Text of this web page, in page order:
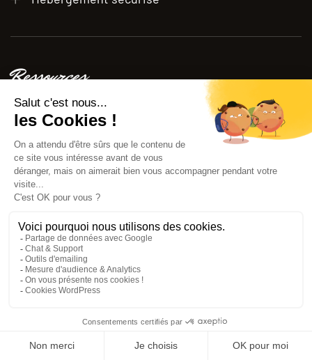
Ressources
Étude de cas client
Conseils
FAQ
Blog
Nous suivre